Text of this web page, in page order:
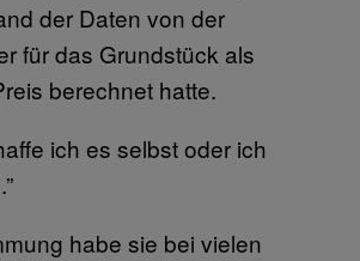
der Daten von der
für das Grundstück als
berechnet hatte.
ich es selbst oder ich
habe sie bei vielen